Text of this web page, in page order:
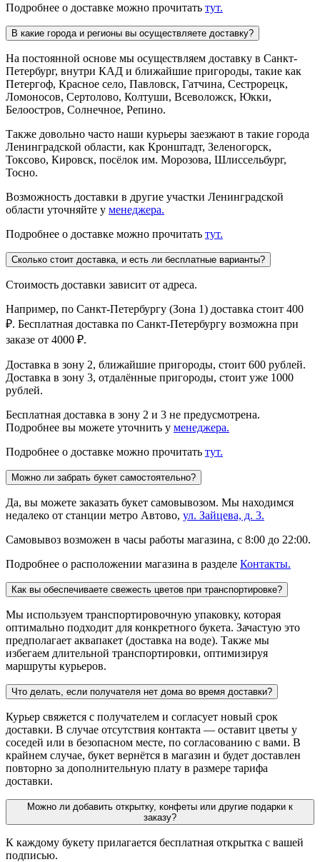
Подробнее о доставке можно прочитать тут.
В какие города и регионы вы осуществляете доставку?
На постоянной основе мы осуществляем доставку в Санкт-
Петербург, внутри КАД и ближайшие пригороды, такие как
Петергоф, Красное село, Павловск, Гатчина, Сестрорецк,
Ломоносов, Сертолово, Колтуши, Всеволожск, Юкки,
Белоостров, Солнечное, Репино.
Также довольно часто наши курьеры заезжают в такие города
Ленинградской области, как Кронштадт, Зеленогорск,
Токсово, Кировск, посёлок им. Морозова, Шлиссельбург,
Тосно.
Возможность доставки в другие участки Ленинградской
области уточняйте у менеджера.
Подробнее о доставке можно прочитать тут.
Сколько стоит доставка, и есть ли бесплатные варианты?
Стоимость доставки зависит от адреса.
Например, по Санкт-Петербургу (Зона 1) доставка стоит 400
₽. Бесплатная доставка по Санкт-Петербургу возможна при
заказе от 4000 ₽.
Доставка в зону 2, ближайшие пригороды, стоит 600 рублей.
Доставка в зону 3, отдалённые пригороды, стоит уже 1000
рублей.
Бесплатная доставка в зону 2 и 3 не предусмотрена.
Подробнее вы можете уточнить у менеджера.
Подробнее о доставке можно прочитать тут.
Можно ли забрать букет самостоятельно?
Да, вы можете заказать букет самовывозом. Мы находимся
недалеко от станции метро Автово, ул. Зайцева, д. 3.
Самовывоз возможен в часы работы магазина, с 8:00 до 22:00.
Подробнее о расположении магазина в разделе Контакты.
Как вы обеспечиваете свежесть цветов при транспортировке?
Мы используем транспортировочную упаковку, которая
оптимально подходит для конкретного букета. Зачастую это
предполагает аквапакет (доставка на воде). Также мы
избегаем длительной транспортировки, оптимизируя
маршруты курьеров.
Что делать, если получателя нет дома во время доставки?
Курьер свяжется с получателем и согласует новый срок
доставки. В случае отсутствия контакта — оставит цветы у
соседей или в безопасном месте, по согласованию с вами. В
крайнем случае, букет вернётся в магазин и будет доставлен
повторно за дополнительную плату в размере тарифа
доставки.
Можно ли добавить открытку, конфеты или другие подарки к
заказу?
К каждому букету прилагается бесплатная открытка с вашей
подписью.